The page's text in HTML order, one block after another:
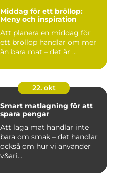
Middag för ett bröllop:
Meny och inspiration
Att planera en middag för
ett bröllop handlar om mer
än bara mat – det är ...
22. okt
Smart matlagning för att
spara pengar
Att laga mat handlar inte
bara om smak – det handlar
också om hur vi använder
v&ari...